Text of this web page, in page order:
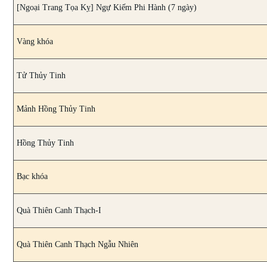
[Ngoại Trang Tọa Kỵ] Ngự Kiếm Phi Hành (7 ngày)
Vàng khóa
Tử Thủy Tinh
Mảnh Hồng Thủy Tinh
Hồng Thủy Tinh
Bạc khóa
Quà Thiên Canh Thạch-I
Quà Thiên Canh Thạch Ngẫu Nhiên